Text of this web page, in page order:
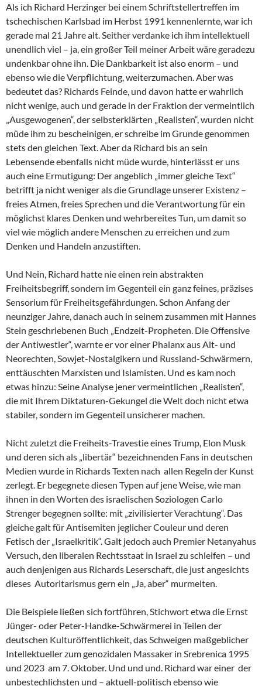
Als ich Richard Herzinger bei einem Schriftstellertreffen im
tschechischen Karlsbad im Herbst 1991 kennenlernte, war ich
gerade mal 21 Jahre alt. Seither verdanke ich ihm intellektuell
unendlich viel – ja, ein großer Teil meiner Arbeit wäre geradezu
undenkbar ohne ihn. Die Dankbarkeit ist also enorm – und
ebenso wie die Verpflichtung, weiterzumachen. Aber was
bedeutet das? Richards Feinde, und davon hatte er wahrlich
nicht wenige, auch und gerade in der Fraktion der vermeintlich
„Ausgewogenen“, der selbsterklärten „Realisten“, wurden nicht
müde ihm zu bescheinigen, er schreibe im Grunde genommen
stets den gleichen Text. Aber da Richard bis an sein
Lebensende ebenfalls nicht müde wurde, hinterlässt er uns
auch eine Ermutigung: Der angeblich „immer gleiche Text“
betrifft ja nicht weniger als die Grundlage unserer Existenz –
freies Atmen, freies Sprechen und die Verantwortung für ein
möglichst klares Denken und wehrbereites Tun, um damit so
viel wie möglich andere Menschen zu erreichen und zum
Denken und Handeln anzustiften.
Und Nein, Richard hatte nie einen rein abstrakten
Freiheitsbegriff, sondern im Gegenteil ein ganz feines, präzises
Sensorium für Freiheitsgefährdungen. Schon Anfang der
neunziger Jahre, danach auch in seinem zusammen mit Hannes
Stein geschriebenen Buch „Endzeit-Propheten. Die Offensive
der Antiwestler“, warnte er vor einer Phalanx aus Alt- und
Neorechten, Sowjet-Nostalgikern und Russland-Schwärmern,
enttäuschten Marxisten und Islamisten. Und es kam noch
etwas hinzu: Seine Analyse jener vermeintlichen „Realisten“,
die mit Ihrem Diktaturen-Gekungel die Welt doch nicht etwa
stabiler, sondern im Gegenteil unsicherer machen.
Nicht zuletzt die Freiheits-Travestie eines Trump, Elon Musk
und deren sich als „libertär“ bezeichnenden Fans in deutschen
Medien wurde in Richards Texten nach allen Regeln der Kunst
zerlegt. Er begegnete diesen Typen auf jene Weise, wie man
ihnen in den Worten des israelischen Soziologen Carlo
Strenger begegnen sollte: mit „zivilisierter Verachtung“. Das
gleiche galt für Antisemiten jeglicher Couleur und deren
Fetisch der „Israelkritik“. Galt jedoch auch Premier Netanyahus
Versuch, den liberalen Rechtsstaat in Israel zu schleifen – und
auch denjenigen aus Richards Leserschaft, die just angesichts
dieses Autoritarismus gern ein „Ja, aber“ murmelten.
Die Beispiele ließen sich fortführen, Stichwort etwa die Ernst
Jünger- oder Peter-Handke-Schwärmerei in Teilen der
deutschen Kulturöffentlichkeit, das Schweigen maßgeblicher
Intellektueller zum genozidalen Massaker in Srebrenica 1995
und 2023 am 7. Oktober. Und und und. Richard war einer der
unbestechlichsten und – aktuell-politisch ebenso wie